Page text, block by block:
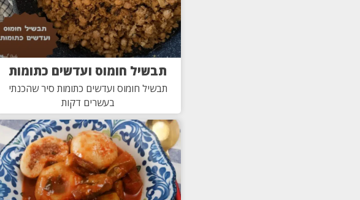
תבשיל חומוס ועדשים כתומות
תבשיל חומוס ועדשים כתומות סיר שהכנתי
בעשרים דקות